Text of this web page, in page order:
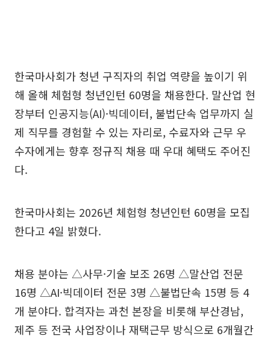
한국마사회가 청년 구직자의 취업 역량을 높이기 위
해 올해 체험형 청년인턴 60명을 채용한다. 말산업 현
장부터 인공지능(AI)·빅데이터, 불법단속 업무까지 실
제 직무를 경험할 수 있는 자리로, 수료자와 근무 우
수자에게는 향후 정규직 채용 때 우대 혜택도 주어진
다.
한국마사회는 2026년 체험형 청년인턴 60명을 모집
한다고 4일 밝혔다.
채용 분야는 △사무·기술 보조 26명 △말산업 전문
16명 △AI·빅데이터 전문 3명 △불법단속 15명 등 4
개 분야다. 합격자는 과천 본장을 비롯해 부산경남,
제주 등 전국 사업장이나 재택근무 방식으로 6개월간